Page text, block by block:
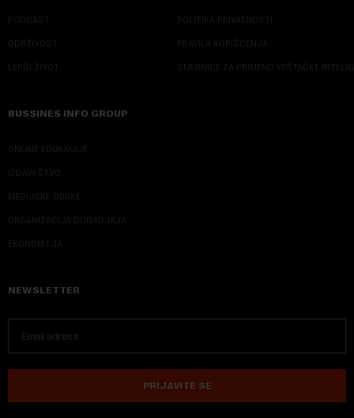
PODCAST
ODRŽIVOST
LEPŠI ŽIVOT
POLITIKA PRIVATNOSTI
PRAVILA KORIŠĆENJA
SMERNICE ZA PRIMENU VEŠTAČKE
BUSSINES INFO GROUP
ONLINE EDUKACIJE
IZDAVAŠTVO
MEDIJSKE OBUKE
ORGANIZACIJA DOGADJAJA
EKONOM I JA
NEWSLETTER
PRIJAVITE SE